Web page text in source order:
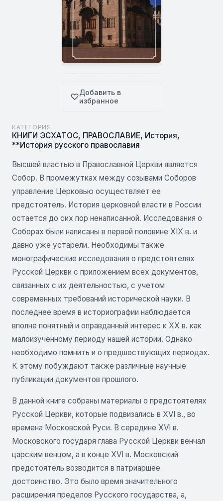
Добавить в
избранное
КАТЕГОРИЯ
КНИГИ ЭСХАТОС, ПРАВОСЛАВИЕ, История,
**История русского православия
Высшей властью в Православной Церкви является
Собор. В промежутках между созывами Соборов
управление Церковью осуществляет ее
предстоятель. История церковной власти в России
остается до сих пор ненаписанной. Исследования о
Соборах были написаны в первой половине XIX в. и
давно уже устарели. Необходимы также
монографические исследования о предстоятелях
Русской Церкви с приложением всех документов,
связанных с их деятельностью, с учетом
современных требований исторической науки. В
последнее время в историографии наблюдается
вполне понятный и оправданный интерес к XX в. как
малоизученному периоду нашей истории. Однако
необходимо помнить и о предшествующих периодах.
К этому побуждают также различные научные
публикации документов прошлого.
В данной книге собраны материалы о предстоятелях
Русской Церкви, которые подвизались в XVI в., во
времена Московской Руси. В середине XVI в.
Московского государя глава Русской Церкви венчал
царским венцом, а в конце XVI в. Московский
предстоятель возводится в патриаршее
достоинство. Это было время значительного
расширения пределов Русского государства, а,